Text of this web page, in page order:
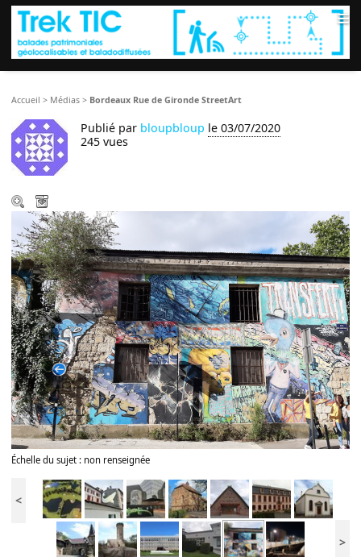
≡
Accueil > Médias > Bordeaux Rue de Gironde StreetArt
Publié par bloupbloup le 03/07/2020
245 vues
Échelle du sujet : non renseignée
<
>